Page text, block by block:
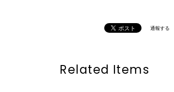
通報する
Related Items